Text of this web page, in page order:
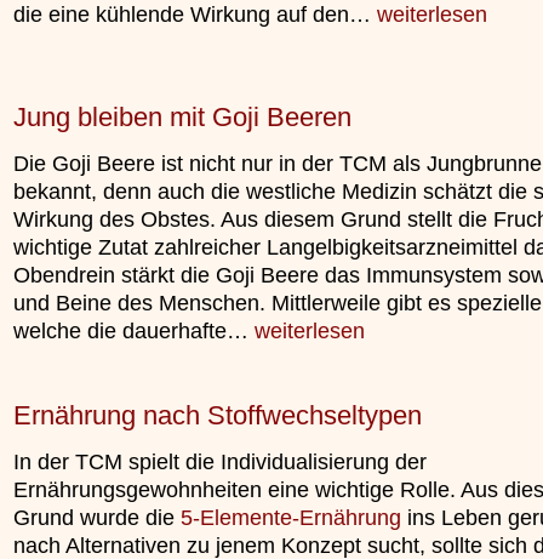
die eine kühlende Wirkung auf den… weiterlesen
Jung bleiben mit Goji Beeren
Die Goji Beere ist nicht nur in der TCM als
bekannt, denn auch die westliche Medizin schätzt die
Wirkung des Obstes. Aus diesem Grund stellt die
wichtige Zutat zahlreicher Langelbigkeitsarzneimittel
Obendrein stärkt die Goji Beere das Immunsystem
und Beine des Menschen. Mittlerweile gibt es
welche die dauerhafte… weiterlesen
Ernährung nach Stoffwechseltypen
In der TCM spielt die Individualisierung der
Ernährungsgewohnheiten eine wichtige Rolle. Aus
Grund wurde die 5-Elemente-Ernährung ins Leben
nach Alternativen zu jenem Konzept sucht, sollte sich